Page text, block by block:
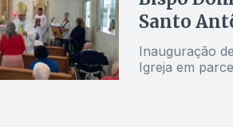
Santo
Inauguração
Igreja em